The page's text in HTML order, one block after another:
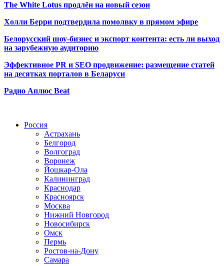
The White Lotus продлён на новый сезон
Холли Берри подтвердила помолвку в прямом эфире
Белорусский шоу-бизнес и экспорт контента: есть ли выход
на зарубежную аудиторию
Эффективное PR и SEO продвижение: размещение статей
на десятках порталов в Беларуси
Радио Аплюс Beat
Россия
Астрахань
Белгород
Волгоград
Воронеж
Йошкар-Ола
Калининград
Краснодар
Красноярск
Москва
Нижний Новгород
Новосибирск
Омск
Пермь
Ростов-на-Дону
Самара